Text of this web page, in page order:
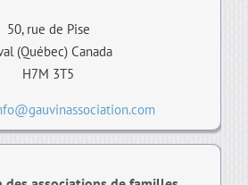
50, rue de Pise
(Québec) Canada
H7M 3T5